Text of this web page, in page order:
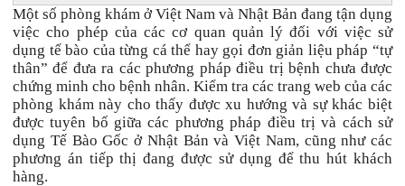
Một số phòng khám ở Việt Nam và Nhật Bản đang tận dụng
việc cho phép của các cơ quan quản lý đối với việc sử
dụng tế bào của từng cá thể hay gọi đơn giản liệu pháp “tự
thân” để đưa ra các phương pháp điều trị bệnh chưa được
chứng minh cho bệnh nhân. Kiểm tra các trang web của các
phòng khám này cho thấy được xu hướng và sự khác biệt
được tuyên bố giữa các phương pháp điều trị và cách sử
dụng Tế Bào Gốc ở Nhật Bản và Việt Nam, cũng như các
phương án tiếp thị đang được sử dụng để thu hút khách
hàng.